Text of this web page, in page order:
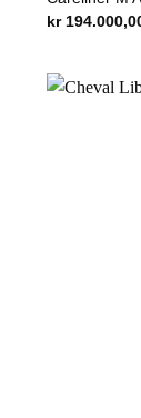
kr